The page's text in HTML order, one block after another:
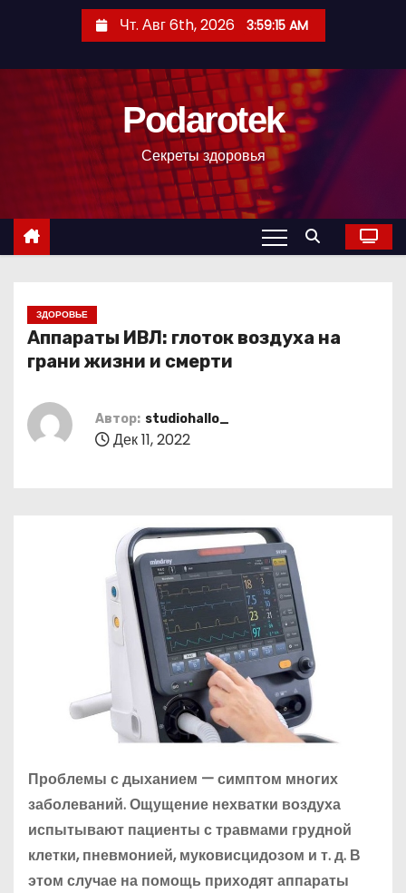
с
Чт. Авг 6th, 2026 3:59:15 AM
Podarotek
Секреты здоровья
ЗДОРОВЬЕ
Аппараты ИВЛ: глоток воздуха на
грани жизни и смерти
Автор: studiohallo_
Дек 11, 2022
Проблемы с дыханием — симптом многих
заболеваний. Ощущение нехватки воздуха
испытывают пациенты с травмами грудной
клетки, пневмонией, муковисцидозом и т. д. В
этом случае на помощь приходят аппараты